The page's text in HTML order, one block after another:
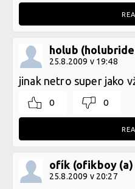
holub
25.8.2009 v 19:48
jinak netro super jako
0 0
ofík (ofikboy (a)
25.8.2009 v 20:27